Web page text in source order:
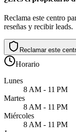
Reclama este centro
reseñas y recibir leads.
Reclamar este
Horario
Lunes
8 AM - 11 PM
Martes
8 AM - 11 PM
Miércoles
8 AM - 11 PM